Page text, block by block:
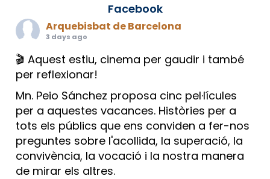
Facebook
Arquebisbat de Barcelona
3 days ago
🎬 Aquest estiu, cinema per gaudir i també
per reflexionar!
Mn. Peio Sánchez proposa cinc pel·lícules
per a aquestes vacances. Històries per a
tots els públics que ens conviden a fer-nos
preguntes sobre l'acollida, la superació, la
convivència, la vocació i la nostra manera
de mirar els altres.